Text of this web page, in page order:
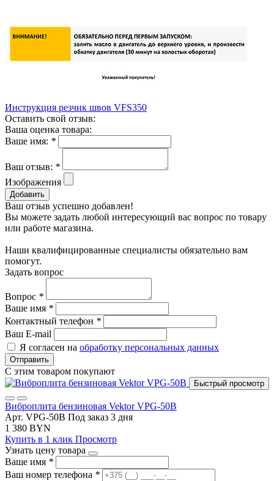
Инструкция резчик швов VFS350
Оставить свой отзыв:
Ваша оценка товара:
Ваше имя: *
Ваш отзыв: *
Изображения
Добавить
Ваш отзыв успешно добавлен!
Вы можете задать любой интересующий вас вопрос по товару
или работе магазина.
Наши квалифицированные специалисты обязательно вам
помогут.
Задать вопрос
Вопрос *
Ваше имя *
Контактный телефон *
Ваш E-mail
Я согласен на обработку персональных данных
Отправить
С этим товаром покупают
Быстрый просмотр
Виброплита бензиновая Vektor VPG-50B
Арт. VPG-50B Под заказ 3 дня
1 380 BYN
Купить в 1 клик Просмотр
Узнать цену товара
Ваше имя *
Ваш номер телефона *